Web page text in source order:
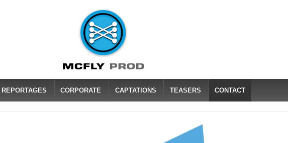
REPORTAGES CORPORATE CAPTATIONS TEASERS CONTACT